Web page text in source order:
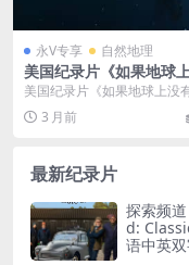
永V专享 自然地理
美国纪录片《如果地球
陆地 If There Was No
On Earth 2024》全8集
中英双字 无水印纯净版
美国纪录片《如果地球上没
f There Was No Land On ...
3 月前
最新纪录片
探索频
d:
语中英